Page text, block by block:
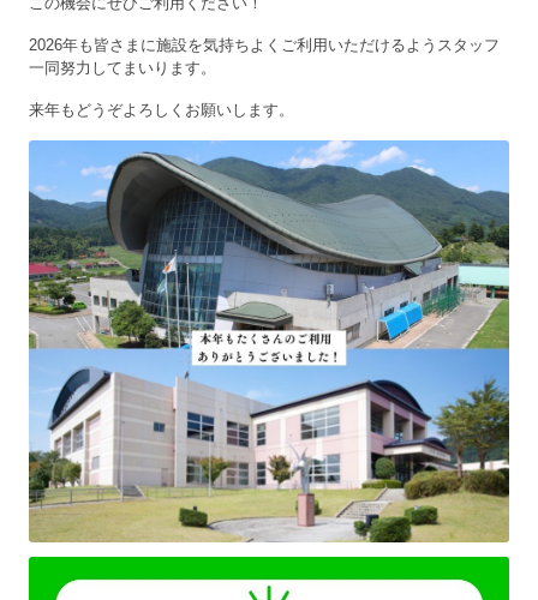
2026年も皆さまに施設を気持ちよくご利用いただけるようスタッフ
一同努力してまいります。
来年もどうぞよろしくお願いします。